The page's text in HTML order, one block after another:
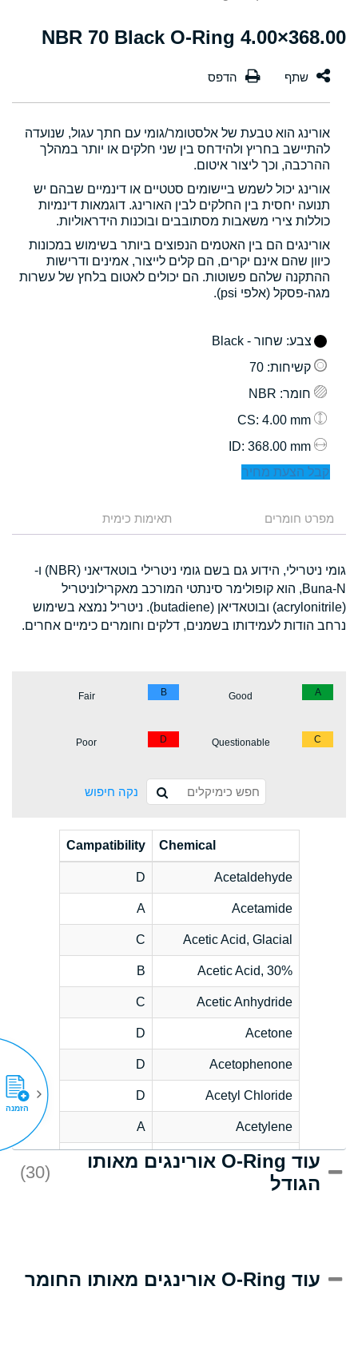
368.00×4.00 NBR 70 Black O-Ring
אורינג הוא טבעת של אלסטומר/גומי עם חתך עגול, שנועדה
להתיישב בחריץ ולהידחס בין שני חלקים או יותר במהלך
ההרכבה, וכך ליצור איטום.
אורינג יכול לשמש ביישומים סטטיים או דינמיים שבהם יש
תנועה יחסית בין החלקים לבין האורינג. דוגמאות דינמיות
כוללות צירי משאבות מסתובבים ובוכנות הידראוליות.
אורינגים הם בין האטמים הנפוצים ביותר בשימוש במכונות
כיוון שהם אינם יקרים, הם קלים לייצור, אמינים ודרישות
ההתקנה שלהם פשוטות. הם יכולים לאטום בלחץ של עשרות
מגה-פסקל (אלפי psi).
צבע: שחור - Black
קשיחות: 70
חומר: NBR
: 4.00 mm
: 368.00 mm
קבל הצעת מחיר
מפרט חומרים תאימות כימית
גומי ניטרילי, הידוע גם בשם גומי ניטרילי בוטאדיאני (NBR) ו-
Buna-N, הוא קופולימר סינתטי המורכב מאקרילוניטריל
(acrylonitrile) ובוטאדיאן (butadiene). ניטריל נמצא בשימוש
נרחב הודות לעמידותו בשמנים, דלקים וחומרים כימיים אחרים.
A
Good
B
Fair
C
Questionable
D
Poor
נקה חיפוש
Chemical
Campatibility
Acetaldehyde
D
Acetamide
A
Acetic Acid, Glacial
C
Acetic Acid, 30%
B
Acetic Anhydride
C
Acetone
D
Acetophenone
D
Acetyl Chloride
D
Acetylene
A
Acrlylonitrile
D
Adipic Acid
(Aqueous)
עוד O-Ring אורינגים מאותו
הגודל
(30)
עוד O-Ring אורינגים מאותו החומר
הזמנה